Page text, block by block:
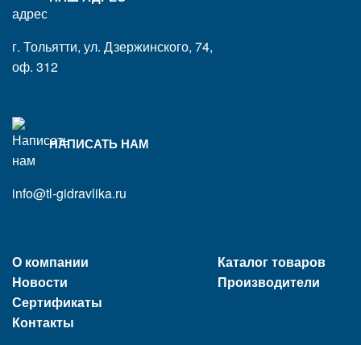
г. Тольятти, ул. Дзержинского, 74,
оф. 312
НАПИСАТЬ НАМ
info@tl-gidravlika.ru
О компании
Новости
Сертификаты
Контакты
Каталог товаров
Производители